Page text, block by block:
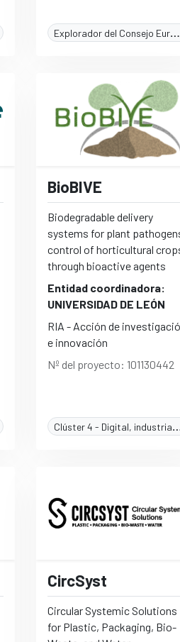
Explorador del Consejo Europeo de Innovación (EIC)
BioBIVE
Biodegradable delivery
systems for plant
control of horticultural
through bioactive agents
Entidad coordinadora:
UNIVERSIDAD DE LEÓN
RIA - Acción de
e innovación
Nº del proyecto: 101130442
CircSyst
Circular Systemic Solutions
for Plastic, Packaging, Bio-